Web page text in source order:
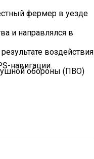
фермер в уезде
и направлялся в
воздействия
навигации.
обороны (ПВО)